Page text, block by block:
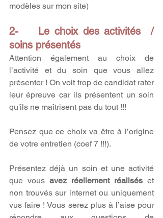
modèles sur mon site)
2-    Le choix des activités  /
soins présentés
Attention également au choix de
l’activité et du soin que vous allez
présenter ! On voit trop de candidat rater
leur épreuve car ils présentent un soin
qu'ils ne maîtrisent pas du tout !!!
Pensez que ce choix va être à l’origine
de votre entretien (coef 7 !!!).
Présentez déjà un soin et une activité
que vous avez réellement réalisés et
non trouvés sur internet ou uniquement
vus faire ! Vous serez plus à l’aise pour